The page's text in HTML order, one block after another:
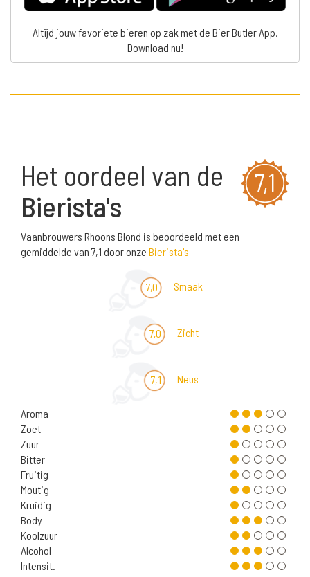
Altijd jouw favoriete bieren op zak met de Bier Butler App.
Download nu!
7,1
Het oordeel van de
Bierista's
Vaanbrouwers Rhoons Blond is beoordeeld met een
gemiddelde van 7,1 door onze Bierista's
7,0 Smaak
7,0 Zicht
7,1 Neus
Aroma
Zoet
Zuur
Bitter
Fruitig
Moutig
Kruidig
Body
Koolzuur
Alcohol
Intensit.